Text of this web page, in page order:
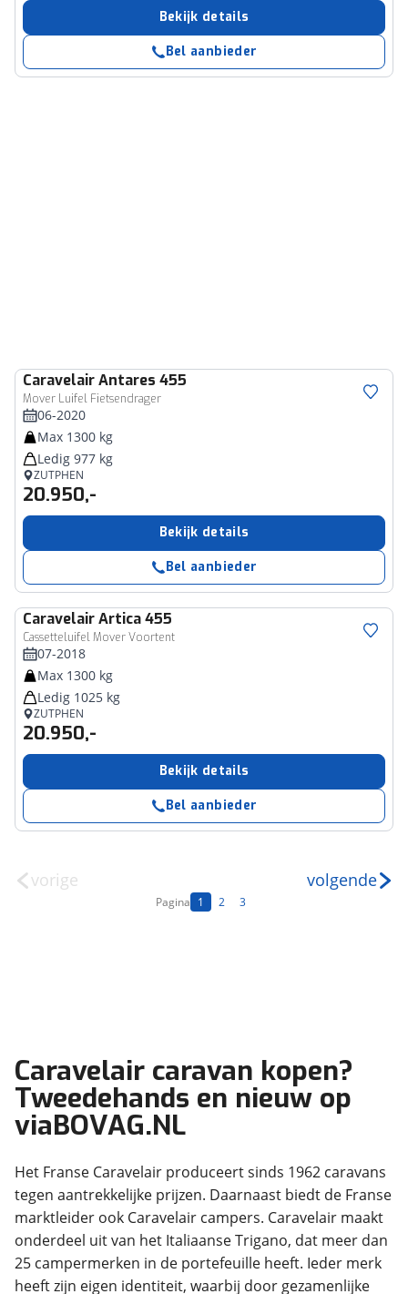
Bekijk details
Bel aanbieder
CaravelairAntares 455
Mover Luifel Fietsendrager
06-2020
Max 1300 kg
Ledig 977 kg
ZUTPHEN
20.950,-
Bekijk details
Bel aanbieder
CaravelairArtica 455
Cassetteluifel Mover Voortent
07-2018
Max 1300 kg
Ledig 1025 kg
ZUTPHEN
20.950,-
Bekijk details
Bel aanbieder
vorige
Pagina 1 2 3
volgende
Caravelair caravan kopen?
Tweedehands en nieuw op
viaBOVAG.NL
Het Franse Caravelair produceert sinds 1962 caravans
tegen aantrekkelijke prijzen. Daarnaast biedt de Franse
marktleider ook Caravelair campers. Caravelair maakt
onderdeel uit van het Italiaanse Trigano, dat meer dan
25 campermerken in de portefeuille heeft. Ieder merk
heeft zijn eigen identiteit, waarbij door gezamenlijke